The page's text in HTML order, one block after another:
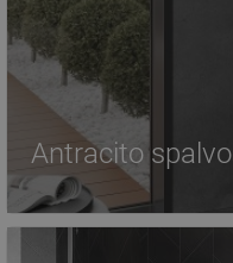
Antracito